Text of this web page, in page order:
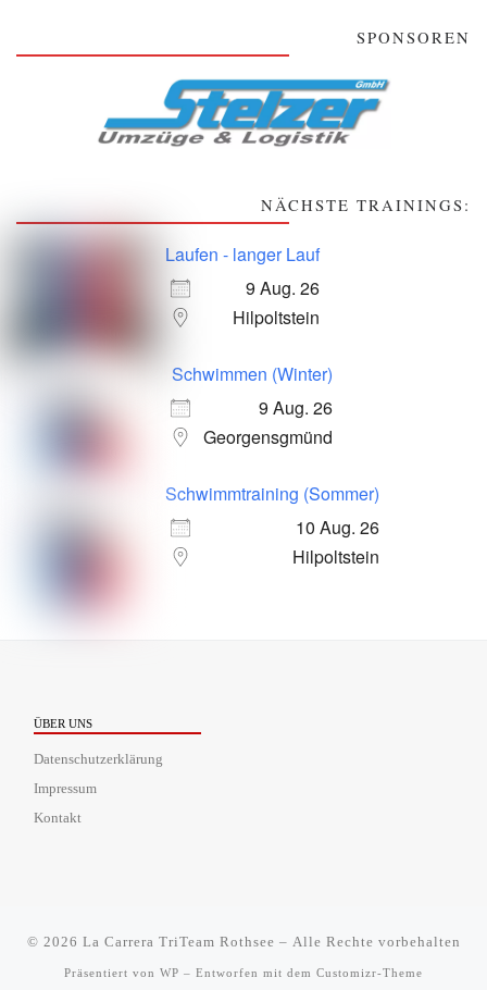
SPONSOREN
NÄCHSTE TRAININGS:
Laufen - langer Lauf
9 Aug. 26
Hilpoltstein
Schwimmen (Winter)
9 Aug. 26
Georgensgmünd
Schwimmtraining (Sommer)
10 Aug. 26
Hilpoltstein
ÜBER UNS
Datenschutzerklärung
Impressum
Kontakt
© 2026 La Carrera TriTeam Rothsee – Alle Rechte vorbehalten
Präsentiert von WP – Entworfen mit dem Customizr-Theme